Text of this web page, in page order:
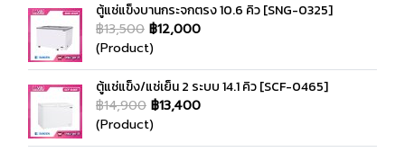
ตู้แช่แข็งบานกระจกตรง 10.6 คิว [SNG-0325]
฿13,500 ฿12,000
(Product)
ตู้แช่แข็ง/แช่เย็น 2 ระบบ 14.1 คิว [SCF-0465]
฿14,900 ฿13,400
(Product)